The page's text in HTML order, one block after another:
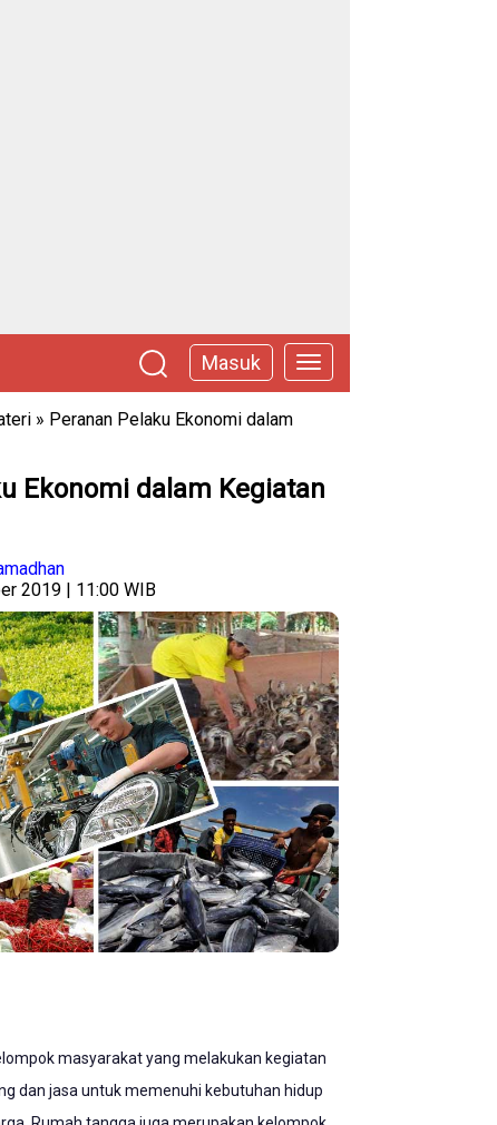
Masuk
» Peranan Pelaku Ekonomi dalam
Ekonomi dalam Kegiatan
2019 | 11:00 WIB
masyarakat yang melakukan kegiatan
dan jasa untuk memenuhi kebutuhan hidup